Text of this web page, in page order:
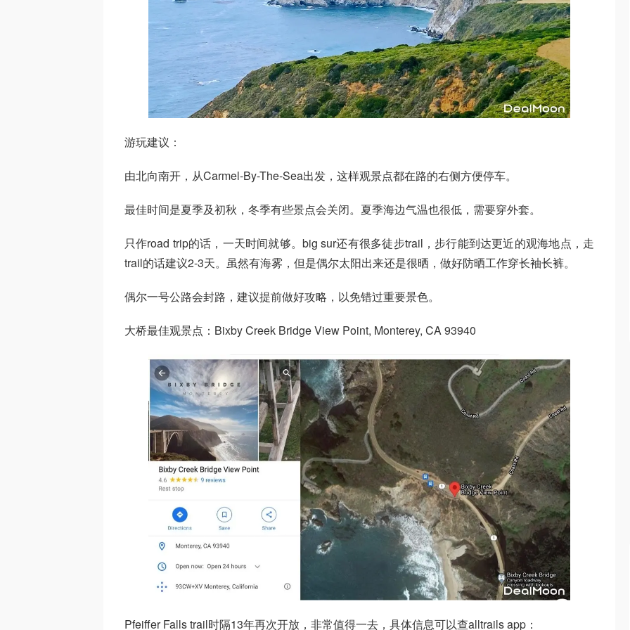
游玩建议：
由北向南开，从Carmel-By-The-Sea出发，这样观景点都在路的右侧方便停车。
最佳时间是夏季及初秋，冬季有些景点会关闭。夏季海边气温也很低，需要穿外套。
只作road trip的话，一天时间就够。big sur还有很多徒步trail，步行能到达更近的观海地点，走
trail的话建议2-3天。虽然有海雾，但是偶尔太阳出来还是很晒，做好防晒工作穿长袖长裤。
偶尔一号公路会封路，建议提前做好攻略，以免错过重要景色。
大桥最佳观景点：Bixby Creek Bridge View Point, Monterey, CA 93940
Pfeiffer Falls trail时隔13年再次开放，非常值得一去，具体信息可以查alltrails app：